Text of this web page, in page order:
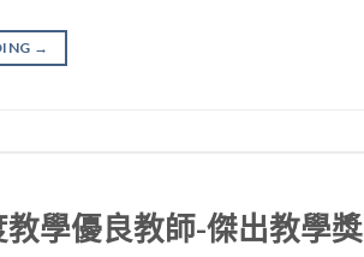
→
學優良教師-傑出教學獎